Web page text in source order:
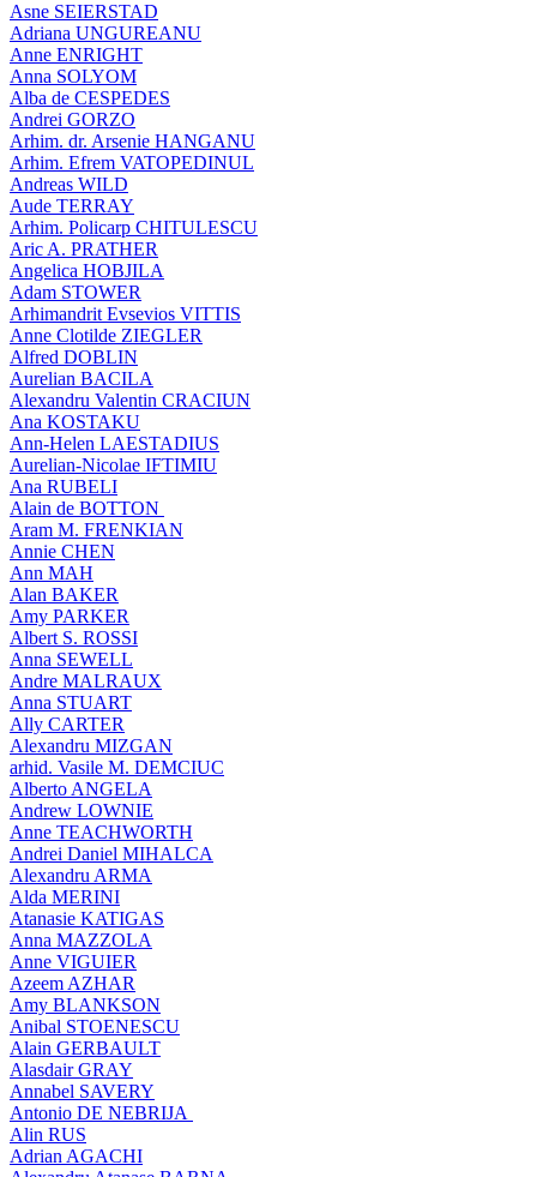
Asne SEIERSTAD
Adriana UNGUREANU
Anne ENRIGHT
Anna SOLYOM
Alba de CESPEDES
Andrei GORZO
Arhim. dr. Arsenie HANGANU
Arhim. Efrem VATOPEDINUL
Andreas WILD
Aude TERRAY
Arhim. Policarp CHITULESCU
Aric A. PRATHER
Angelica HOBJILA
Adam STOWER
Arhimandrit Evsevios VITTIS
Anne Clotilde ZIEGLER
Alfred DOBLIN
Aurelian BACILA
Alexandru Valentin CRACIUN
Ana KOSTAKU
Ann-Helen LAESTADIUS
Aurelian-Nicolae IFTIMIU
Ana RUBELI
Alain de BOTTON
Aram Μ. FRENKIAN
Annie CHEN
Ann MAH
Alan BAKER
Amy PARKER
Albert S. ROSSI
Anna SEWELL
Andre MALRAUX
Anna STUART
Ally CARTER
Alexandru MIZGAN
arhid. Vasile M. DEMCIUC
Alberto ANGELA
Andrew LOWNIE
Anne TEACHWORTH
Andrei Daniel MIHALCA
Alexandru ARMA
Alda MERINI
Atanasie KATIGAS
Anna MAZZOLA
Anne VIGUIER
Azeem AZHAR
Amy BLANKSON
Anibal STOENESCU
Alain GERBAULT
Alasdair GRAY
Annabel SAVERY
Antonio DE NEBRIJA
Alin RUS
Adrian AGACHI